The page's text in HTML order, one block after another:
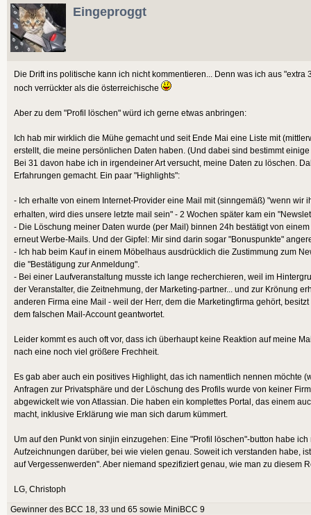
Eingeproggt
Die Drift ins politische kann ich nicht kommentieren... Denn was ich aus
noch verrückter als die österreichische
Aber zu dem "Profil löschen" würd ich gerne etwas anbringen:
Ich hab mir wirklich die Mühe gemacht und seit Ende Mai eine Liste mit
erstellt, die meine persönlichen Daten haben. (Und dabei sind bestimmt
Bei 31 davon habe ich in irgendeiner Art versucht, meine Daten zu löschen.
Erfahrungen gemacht. Ein paar "Highlights":
- Ich erhalte von einem Internet-Provider eine Mail mit (sinngemäß) "wenn wir
erhalten, wird dies unsere letzte mail sein" - 2 Wochen später kam ein
- Die Löschung meiner Daten wurde (per Mail) binnen 24h bestätigt von
erneut Werbe-Mails. Und der Gipfel: Mir sind darin sogar "Bonuspunkte"
- Ich hab beim Kauf in einem Möbelhaus ausdrücklich die Zustimmung zum
die "Bestätigung zur Anmeldung".
- Bei einer Laufveranstaltung musste ich lange recherchieren, weil im
der Veranstalter, die Zeitnehmung, der Marketing-partner... und zur Krönung
anderen Firma eine Mail - weil der Herr, dem die Marketingfirma gehört,
dem falschen Mail-Account geantwortet.
Leider kommt es auch oft vor, dass ich überhaupt keine Reaktion auf meine
nach eine noch viel größere Frechheit.
Es gab aber auch ein positives Highlight, das ich namentlich nennen möchte
Anfragen zur Privatsphäre und der Löschung des Profils wurde von keiner
abgewickelt wie von Atlassian. Die haben ein komplettes Portal, das einem
macht, inklusive Erklärung wie man sich darum kümmert.
Um auf den Punkt von sinjin einzugehen: Eine "Profil löschen"-button habe
Aufzeichnungen darüber, bei wie vielen genau. Soweit ich verstanden habe,
auf Vergessenwerden". Aber niemand spezifiziert genau, wie man zu diesem
LG, Christoph
Gewinner des BCC 18, 33 und 65 sowie MiniBCC 9